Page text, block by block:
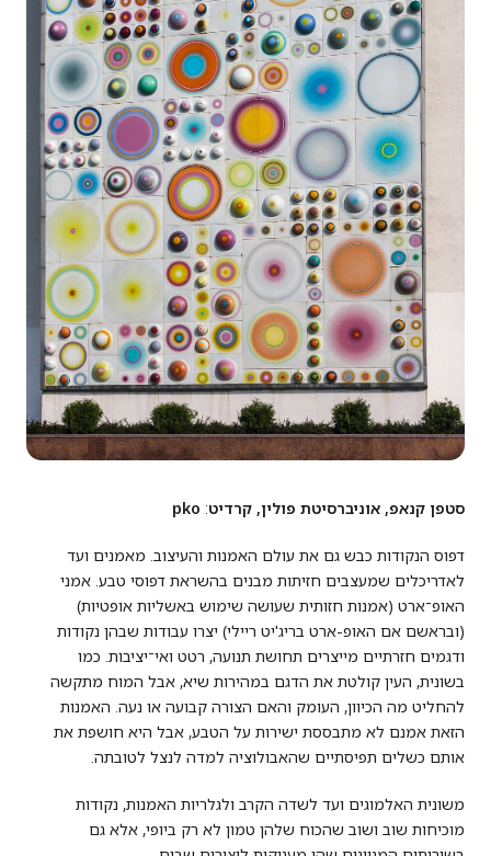
סטפן קנאפ, אוניברסיטת פולין, קרדיט:
pko
דפוס הנקודות כבש גם את עולם האמנות והעיצוב. מאמנים ועד
לאדריכלים שמעצבים חזיתות מבנים בהשראת דפוסי טבע. אמני
האופ־ארט (אמנות חזותית שעושה שימוש באשליות אופטיות)
(ובראשם אם האופ-ארט בריג'יט ריילי) יצרו עבודות שבהן נקודות
ודגמים חזרתיים מייצרים תחושת תנועה, רטט ואי־יציבות. כמו
בשונית, העין קולטת את הדגם במהירות שיא, אבל המוח מתקשה
להחליט מה הכיוון, העומק והאם הצורה קבועה או נעה. האמנות
הזאת אמנם לא מתבססת ישירות על הטבע, אבל היא חושפת את
אותם כשלים תפיסתיים שהאבולוציה למדה לנצל לטובתה.
משונית האלמוגים ועד לשדה הקרב ולגלריות האמנות, נקודות
מוכיחות שוב ושוב שהכוח שלהן טמון לא רק ביופי, אלא גם